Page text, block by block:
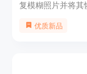
复模糊照片并将其
的质量，我们都
优质新品